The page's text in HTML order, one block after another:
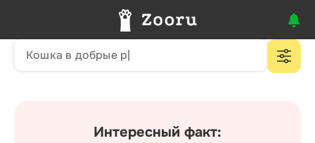
Интересный факт: